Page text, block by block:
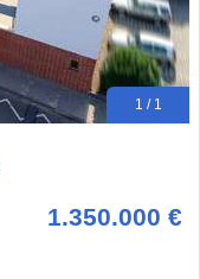
1 / 1
1.350.000 €